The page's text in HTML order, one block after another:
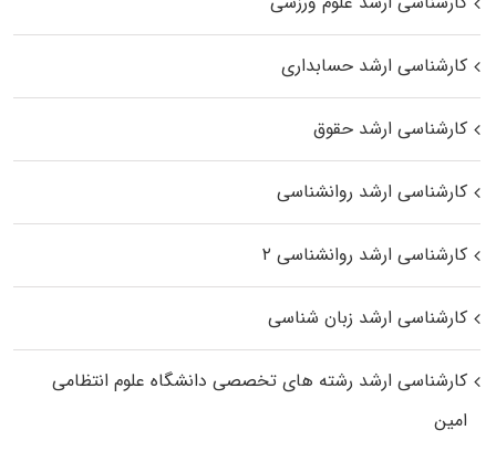
کارشناسی ارشد حسابداری
کارشناسی ارشد حقوق
کارشناسی ارشد روانشناسی
کارشناسی ارشد روانشناسی ۲
کارشناسی ارشد زبان شناسی
کارشناسی ارشد رﺷﺘﻪ ﻫﺎی تخصصی داﻧﺸﮕﺎه ﻋﻠﻮم انتظامی
اﻣﻴﻦ